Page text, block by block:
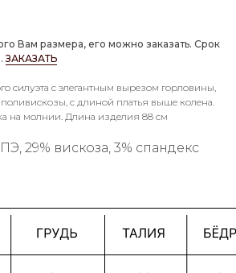
Вам размера, его можно заказать. Срок
ЗАКАЗАТЬ
силуэта с элегантным вырезом горловины,
с длиной платья выше колена.
на молнии. Длина изделия 88 см
29% вискоза, 3% спандекс